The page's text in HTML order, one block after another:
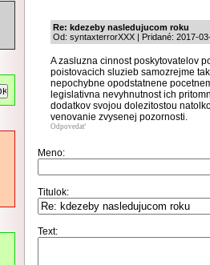
Re: kdezeby nasledujucom roku
Od: syntaxterrorXXX | Pridané: 2017-
A zasluzna cinnost poskytovatelov
poistovacich sluzieb samozrejme
nepochybne opodstatnene
legislativna nevyhnutnost ich
dodatkov svojou dolezitostou
venovanie zvysenej pozornosti.
Odpovedať
Meno:
Titulok:
Text: